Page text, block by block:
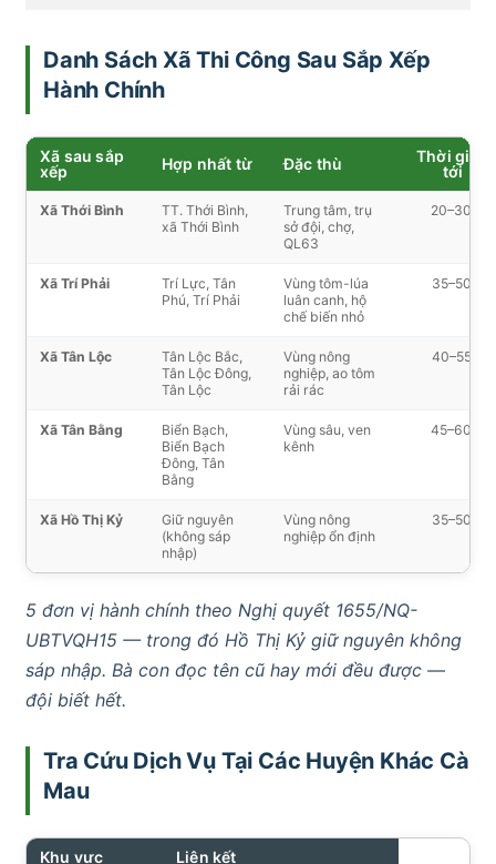
Danh Sách Xã Thi Công Sau Sắp Xếp
Hành Chính
Xã sau sắp
xếp
Hợp nhất từ Đặc thù
Thời gian
tới
Xã Thới Bình
TT. Thới Bình,
xã Thới Bình
Trung tâm, trụ
sở đội, chợ,
QL63
20–30′
Xã Trí Phải
Trí Lực, Tân
Phú, Trí Phải
Vùng tôm-lúa
luân canh, hộ
chế biến nhỏ
35–50′
Xã Tân Lộc
Tân Lộc Bắc,
Tân Lộc Đông,
Tân Lộc
Vùng nông
nghiệp, ao tôm
rải rác
40–55′
Xã Tân Bằng
Biển Bạch,
Biển Bạch
Đông, Tân
Bằng
Vùng sâu, ven
kênh
45–60′
Xã Hồ Thị Kỷ
Giữ nguyên
(không sáp
nhập)
Vùng nông
nghiệp ổn định
35–50′
5 đơn vị hành chính theo Nghị quyết 1655/NQ-
UBTVQH15 — trong đó Hồ Thị Kỷ giữ nguyên không
sáp nhập. Bà con đọc tên cũ hay mới đều được —
đội biết hết.
Tra Cứu Dịch Vụ Tại Các Huyện Khác Cà
Mau
Khu vực Liên kết